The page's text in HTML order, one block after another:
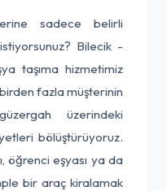
sadece belirli
istiyorsunuz? Bilecik -
taşıma hizmetimiz
fazla müşterinin
üzerindeki
bölüştürüyoruz.
öğrenci eşyası ya da
bir araç kiralamak